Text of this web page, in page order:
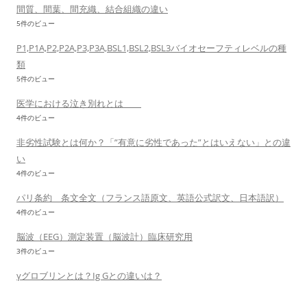
間質、間葉、間充織、結合組織の違い
5件のビュー
P1,P1A,P2,P2A,P3,P3A,BSL1,BSL2,BSL3バイオセーフティレベルの種
類
5件のビュー
医学における泣き別れとは
4件のビュー
非劣性試験とは何か？「”有意に劣性であった”とはいえない」との違
い
4件のビュー
パリ条約 条文全文（フランス語原文、英語公式訳文、日本語訳）
4件のビュー
脳波（EEG）測定装置（脳波計）臨床研究用
3件のビュー
γグロブリンとは？Ig Gとの違いは？